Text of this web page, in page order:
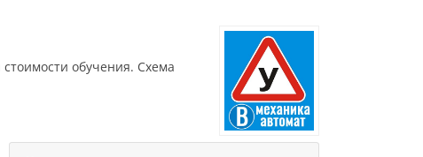
обучения. Схема